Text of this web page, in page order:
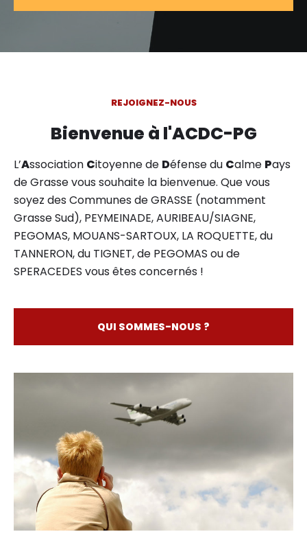
REJOIGNEZ-NOUS
Bienvenue à l'ACDC-PG
L’Association Citoyenne de Défense du Calme Pays
de Grasse vous souhaite la bienvenue. Que vous
soyez des Communes de GRASSE (notamment
Grasse Sud), PEYMEINADE, AURIBEAU/SIAGNE,
PEGOMAS, MOUANS-SARTOUX, LA ROQUETTE, du
TANNERON, du TIGNET, de PEGOMAS ou de
SPERACEDES vous êtes concernés !
QUI SOMMES-NOUS ?